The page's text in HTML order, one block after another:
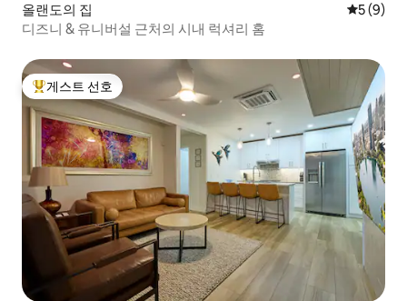
올랜도의 집 평점 5점
5 (9)
디즈니 & 유니버설 근처의 시내 럭셔리 홈
상위 게스트 선호
게스트 선호